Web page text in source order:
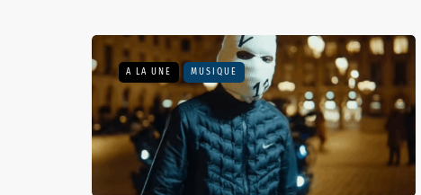
A LA UNE MUSIQUE